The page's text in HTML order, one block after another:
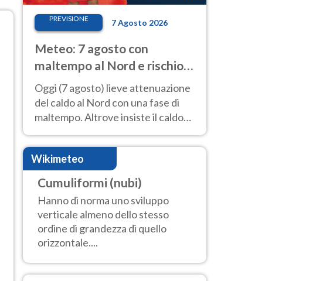
PREVISIONE 7 Agosto 2026
Meteo: 7 agosto con
maltempo al Nord e rischio
nubifragi. Altrove caldo
estremo
Oggi (7 agosto) lieve attenuazione
del caldo al Nord con una fase di
maltempo. Altrove insiste il caldo
estremo con picchi di 40°C. Le
previsioni
Wikimeteo
Cumuliformi (nubi)
Hanno di norma uno sviluppo
verticale almeno dello stesso
ordine di grandezza di quello
orizzontale....